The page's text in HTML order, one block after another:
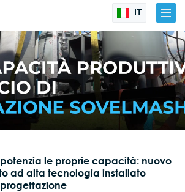
IT
potenzia le proprie capacità: nuovo
ad alta tecnologia installato
progettazione